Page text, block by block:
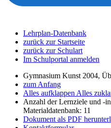
Lehrplan-Datenbank
zurück zur Startseite
zurück zur Schulart
Im Schulportal anmelden
Gymnasium Kunst 2004,
zum Anfang
Alles aufklappen Alles
Anzahl der Lernziele und -
Materialdatenbank: 11
Dokument als PDF